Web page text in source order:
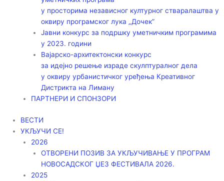
у просторима независног културног стваралаштва у
оквиру програмског лука „Дочек”
Јавни конкурс за подршку уметничким програмима
у 2023. години
Вајарско-архитектонски конкурс
за идејно решење израде скулптуралног дела
у оквиру урбанистичког уређења Креативног
Дистрикта на Лиману
ПАРТНЕРИ И СПОНЗОРИ
ВЕСТИ
УКЉУЧИ СЕ!
2026
ОТВОРЕНИ ПОЗИВ ЗА УКЉУЧИВАЊЕ У ПРОГРАМ
НОВОСАДСКОГ ЏЕЗ ФЕСТИВАЛА 2026.
2025